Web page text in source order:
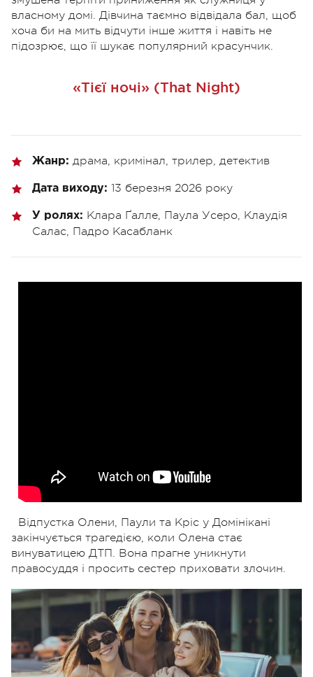
власному домі. Дівчина таємно відвідала бал, щоб
хоча би на мить відчути інше життя і навіть не
підозрює, що її шукає популярний красунчик.
«Тієї ночі» (That Night)
Жанр: драма, кримінал, трилер, детектив
Дата виходу: 13 березня 2026 року
У ролях: Клара Ґалле, Паула Усеро, Клаудія
Салас, Падро Касабланк
Відпустка Олени, Паули та Кріс у Домінікані
закінчується трагедією, коли Олена стає
винуватицею ДТП. Вона прагне уникнути
правосуддя і просить сестер приховати злочин.